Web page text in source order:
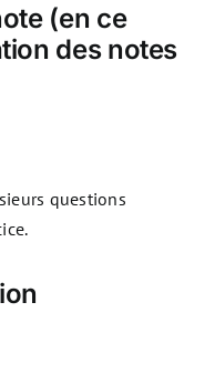
(en ce
des notes
questions